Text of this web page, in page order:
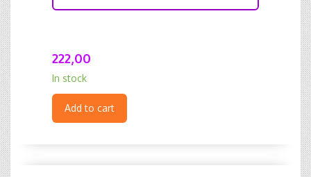
222,00
In stock
Add to cart